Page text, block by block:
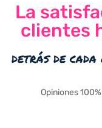
La
clientes
detrás de cada
Opiniones